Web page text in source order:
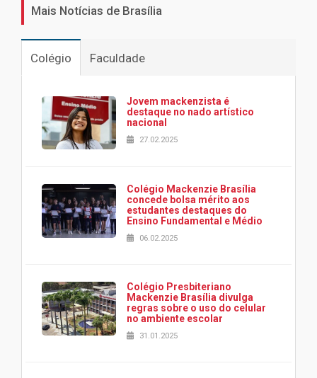
Mais Notícias de Brasília
Colégio Faculdade
Jovem mackenzista é
destaque no nado artístico
nacional
27.02.2025
Colégio Mackenzie Brasília
concede bolsa mérito aos
estudantes destaques do
Ensino Fundamental e Médio
06.02.2025
Colégio Presbiteriano
Mackenzie Brasília divulga
regras sobre o uso do celular
no ambiente escolar
31.01.2025